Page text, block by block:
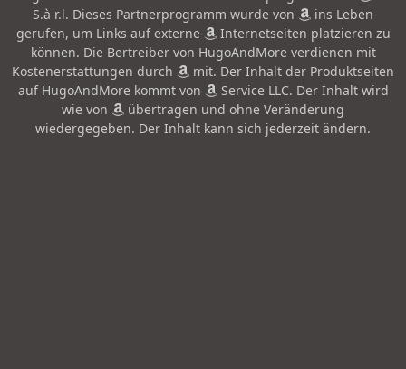
S.à r.l. Dieses Partnerprogramm wurde von
ins Leben
gerufen, um Links auf externe
Internetseiten platzieren zu
können. Die Bertreiber von HugoAndMore verdienen mit
Kostenerstattungen durch
mit. Der Inhalt der Produktseiten
auf HugoAndMore kommt von
Service LLC. Der Inhalt wird
wie von
übertragen und ohne Veränderung
wiedergegeben. Der Inhalt kann sich jederzeit ändern.